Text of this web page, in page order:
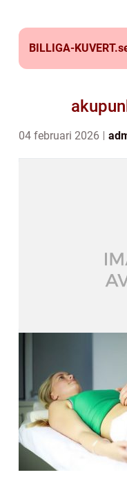
BILLIGA-KUVERT.
04 februari 2026